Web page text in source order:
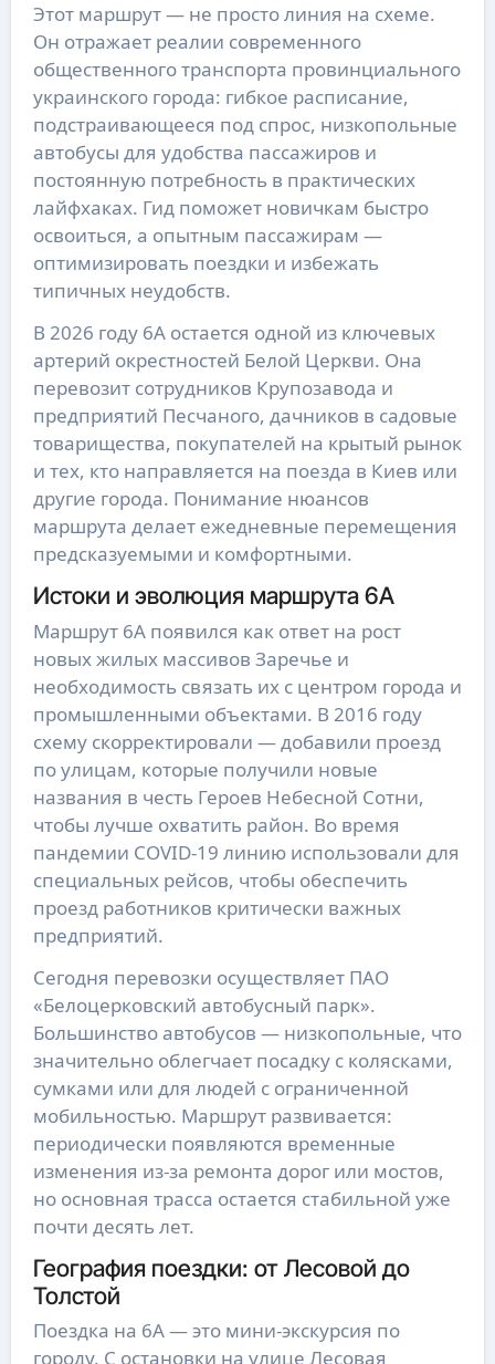
Этот маршрут — не просто линия на схеме.
Он отражает реалии современного
общественного транспорта провинциального
украинского города: гибкое расписание,
подстраивающееся под спрос, низкопольные
автобусы для удобства пассажиров и
постоянную потребность в практических
лайфхаках. Гид поможет новичкам быстро
освоиться, а опытным пассажирам —
оптимизировать поездки и избежать
типичных неудобств.
В 2026 году 6А остается одной из ключевых
артерий окрестностей Белой Церкви. Она
перевозит сотрудников Крупозавода и
предприятий Песчаного, дачников в садовые
товарищества, покупателей на крытый рынок
и тех, кто направляется на поезда в Киев или
другие города. Понимание нюансов
маршрута делает ежедневные перемещения
предсказуемыми и комфортными.
Истоки и эволюция маршрута 6А
Маршрут 6А появился как ответ на рост
новых жилых массивов Заречье и
необходимость связать их с центром города и
промышленными объектами. В 2016 году
схему скорректировали — добавили проезд
по улицам, которые получили новые
названия в честь Героев Небесной Сотни,
чтобы лучше охватить район. Во время
пандемии COVID-19 линию использовали для
специальных рейсов, чтобы обеспечить
проезд работников критически важных
предприятий.
Сегодня перевозки осуществляет ПАО
«Белоцерковский автобусный парк».
Большинство автобусов — низкопольные, что
значительно облегчает посадку с колясками,
сумками или для людей с ограниченной
мобильностью. Маршрут развивается:
периодически появляются временные
изменения из-за ремонта дорог или мостов,
но основная трасса остается стабильной уже
почти десять лет.
География поездки: от Лесовой до
Толстой
Поездка на 6А — это мини-экскурсия по
городу. С остановки на улице Лесовая